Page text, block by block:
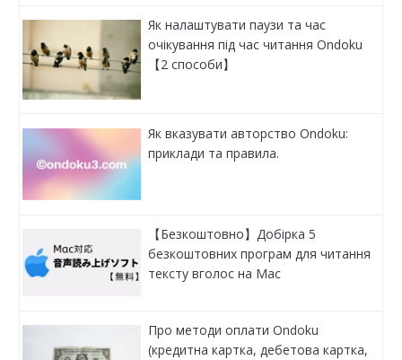
Як налаштувати паузи та час
очікування під час читання Ondoku
【2 способи】
Як вказувати авторство Ondoku:
приклади та правила.
【Безкоштовно】Добірка 5
безкоштовних програм для читання
тексту вголос на Mac
Про методи оплати Ondoku
(кредитна картка, дебетова картка,